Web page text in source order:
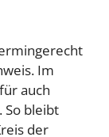
Im
auch
So bleibt
der